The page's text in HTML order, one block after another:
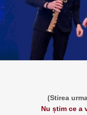
(Stirea
Nu știm ce a